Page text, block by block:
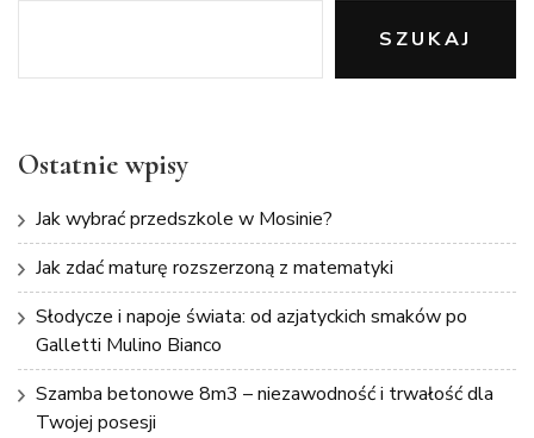
SZUKAJ
Ostatnie wpisy
Jak wybrać przedszkole w Mosinie?
Jak zdać maturę rozszerzoną z matematyki
Słodycze i napoje świata: od azjatyckich smaków po
Galletti Mulino Bianco
Szamba betonowe 8m3 – niezawodność i trwałość dla
Twojej posesji